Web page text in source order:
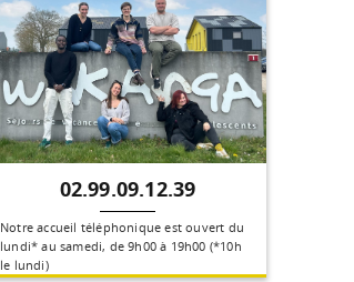
02.99.09.12.39
Notre accueil téléphonique est ouvert du
lundi* au samedi, de 9h00 à 19h00 (*10h
le lundi)